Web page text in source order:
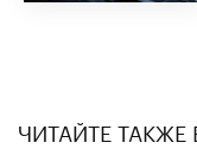
ЧИТАЙТЕ ТАКЖЕ